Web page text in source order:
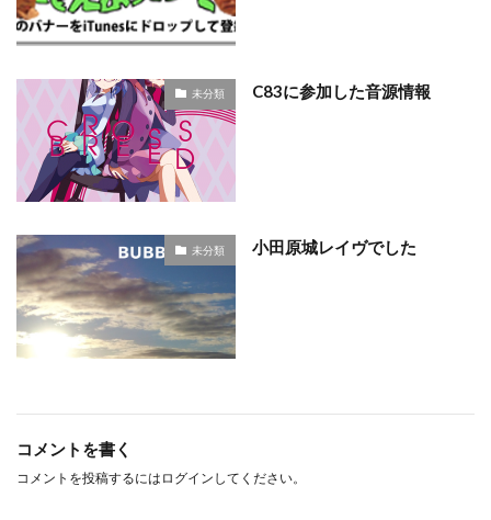
未分類 C83に参加した音源情報
未分類 小田原城レイヴでした
コメントを書く
コメントを投稿するには ログイン してください。